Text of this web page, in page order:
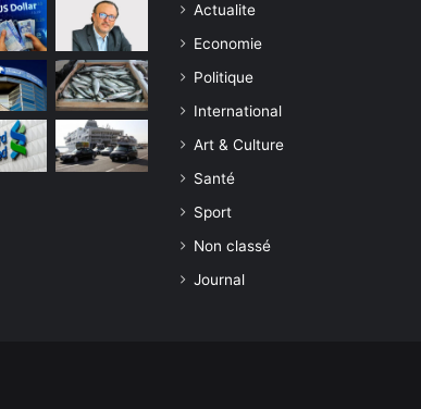
Actualite
Economie
Politique
International
Art & Culture
Santé
Sport
Non classé
Journal